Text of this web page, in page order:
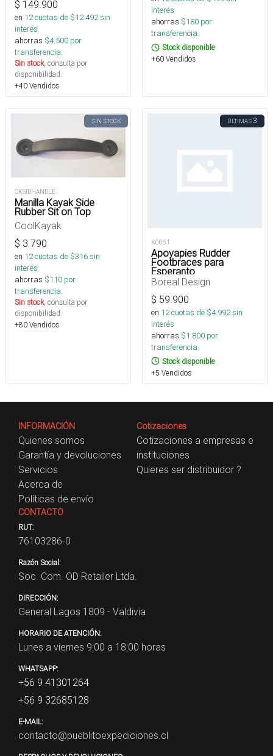
$ 149.900
en 12cuotas de $12.492sin
interés
ahorras $4.500 por
transferencia.
Sin stock, consulta por
disponibilidad.
+40 Vendidos
interés
ahorras $180 por
transferencia.
Stock disponible
+60 Vendidos
SIN STOCK
CKSIDHANDLE
Manilla Kayak Side
Rubber Sit on Top
CoolKayak
$ 3.790
en 12cuotas de $316sin
interés
ahorras $110 por
transferencia.
Sin stock, consulta por
disponibilidad.
+80 Vendidos
ÚLTIMAS3
K0061
Apoyapies Rudder
Footbraces para
Esperanto
Boreal Design
$ 59.900
en 12cuotas de $4.992sin
interés
ahorras $1.800 por
transferencia.
Stock disponible
+5 Vendidos
INFORMACIÓN
Quienes somos
Garantía y devoluciones
Servicios
Acerca de
Políticas de envío
Cotizaciones
Cotizaciones a empresas e
instituciones
Quieres ser distribuidor ?
CONTACTO
RUT:
76103286-0
Razón Social:
Soc. Com. OD Retailer Ltda.
DIRECCIÓN:
General Lagos 1809 - Valdivia
HORARIO DE ATENCIÓN:
Lunes a viernes 9:00 a 18:00 horas
WHATSAPP:
+56 9 41301264
+56 9 32685128
E-MAIL:
contacto@pueblitoexpediciones.cl